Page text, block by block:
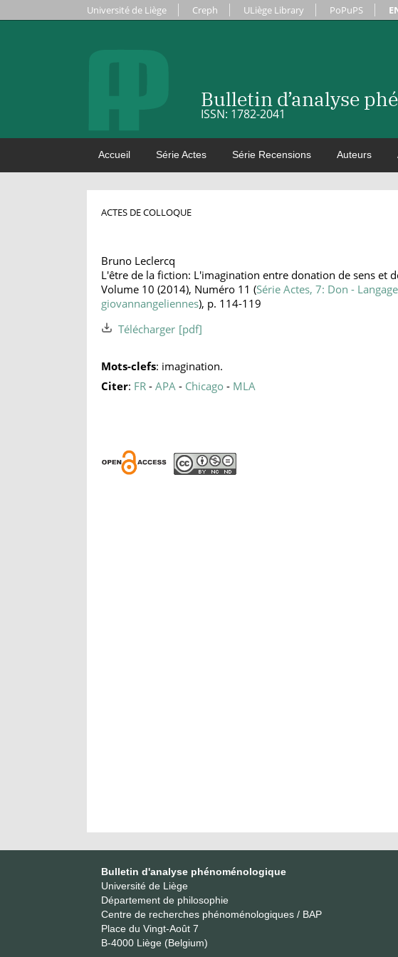
Université de Liège Creph ULiège Library PoPuPS
Bulletin d’analyse
ISSN: 1782-2041
Accueil Série Actes Série Recensions Auteurs
ACTES DE COLLOQUE
Bruno Leclercq
L'être de la fiction: L'imagination entre donation de sens et
Volume 10 (2014), Numéro 11 (Série Actes, 7: Don -
giovannangeliennes), p. 114-119
Télécharger
Mots-clefs: imagination.
Citer: FR - APA - Chicago - MLA
Bulletin d'analyse phénoménologique
Université de Liège
Département de philosophie
Centre de recherches phénoménologiques / BAP
Place du Vingt-Août 7
B-4000 Liège (Belgium)